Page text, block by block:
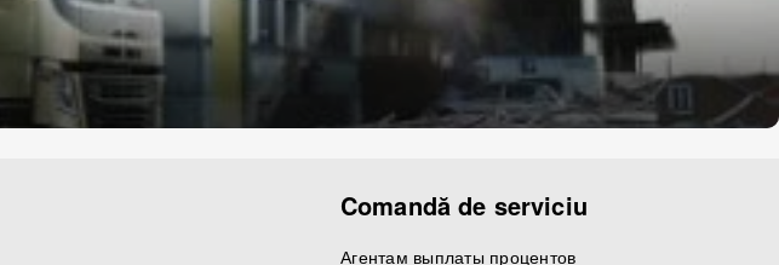
Comandă de serviciu
Агентам выплаты процентов